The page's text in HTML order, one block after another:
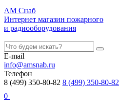
АМ Снаб
Интернет магазин пожарного
и радиооборудования
E-mail
info@amsnab.ru
Телефон
8 (499) 350-80-82 8 (499) 350-80-82
0